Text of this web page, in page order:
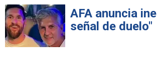
AFA anuncia
señal de duelo"